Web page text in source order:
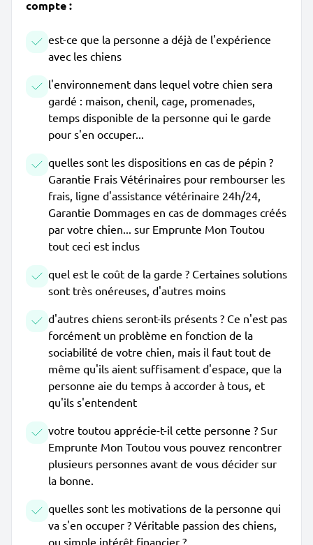
compte :
est-ce que la personne a déjà de l'expérience
avec les chiens
l'environnement dans lequel votre chien sera
gardé : maison, chenil, cage, promenades,
temps disponible de la personne qui le garde
pour s'en occuper...
quelles sont les dispositions en cas de pépin ?
Garantie Frais Vétérinaires pour rembourser les
frais, ligne d'assistance vétérinaire 24h/24,
Garantie Dommages en cas de dommages créés
par votre chien... sur Emprunte Mon Toutou
tout ceci est inclus
quel est le coût de la garde ? Certaines solutions
sont très onéreuses, d'autres moins
d'autres chiens seront-ils présents ? Ce n'est pas
forcément un problème en fonction de la
sociabilité de votre chien, mais il faut tout de
même qu'ils aient suffisament d'espace, que la
personne aie du temps à accorder à tous, et
qu'ils s'entendent
votre toutou apprécie-t-il cette personne ? Sur
Emprunte Mon Toutou vous pouvez rencontrer
plusieurs personnes avant de vous décider sur
la bonne.
quelles sont les motivations de la personne qui
va s'en occuper ? Véritable passion des chiens,
ou simple intérêt financier ?